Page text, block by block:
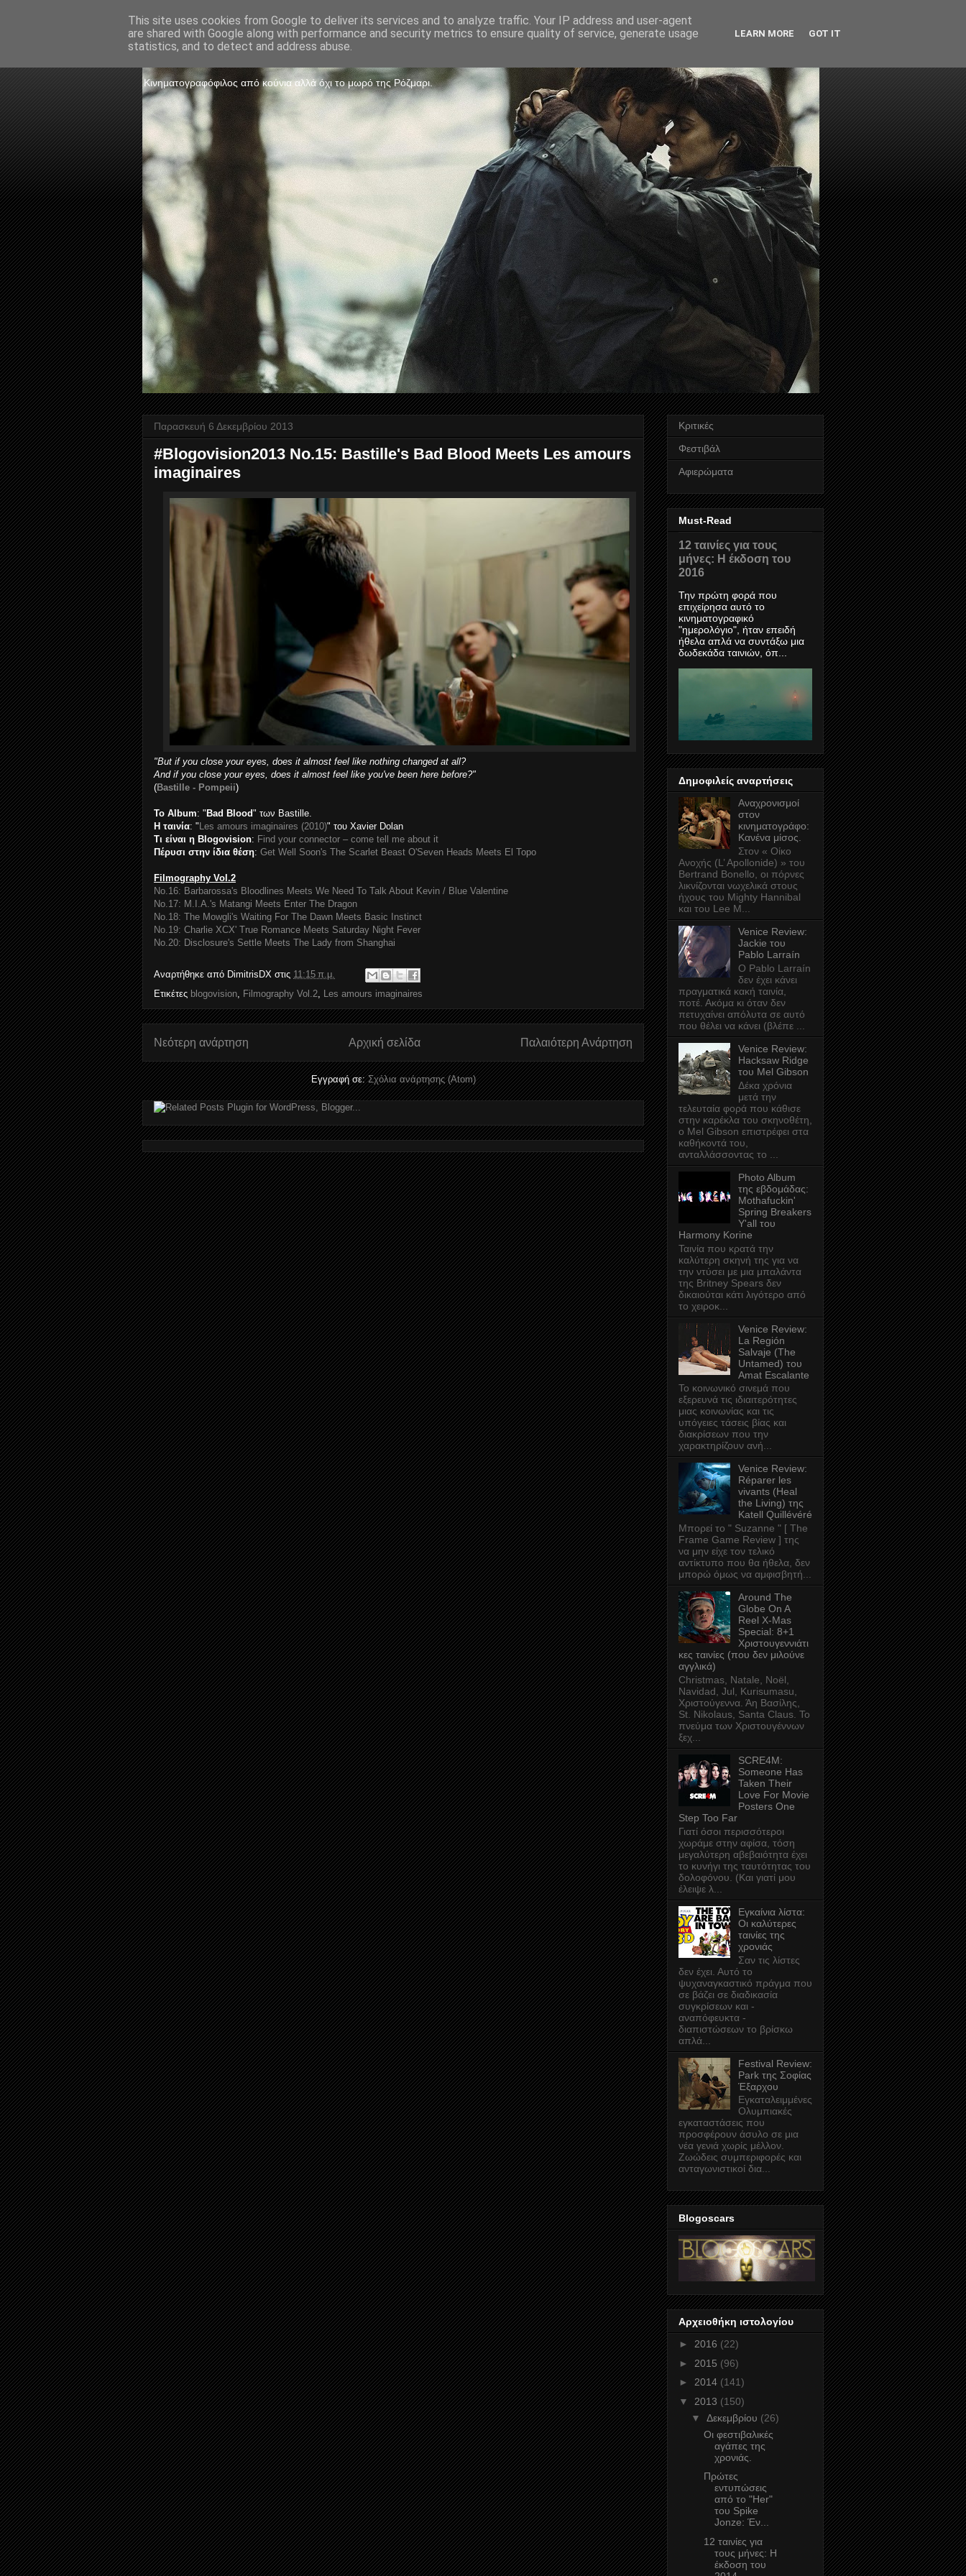
The Frame Game
Κινηματογραφόφιλος από κούνια αλλά όχι το μωρό της Ρόζμαρι.
Παρασκευή 6 Δεκεμβρίου 2013
#Blogovision2013 No.15: Bastille's Bad Blood Meets Les amours
imaginaires
"But if you close your eyes, does it almost feel like nothing changed at all?
And if you close your eyes, does it almost feel like you've been here before?"
(Bastille - Pompeii)
To Album: " Bad Blood" των Bastille.
Η ταινία: " Les amours imaginaires (2010)" του Xavier Dolan
Τι είναι η Blogovision: Find your connector – come tell me about it
Πέρυσι στην ίδια θέση: Get Well Soon's The Scarlet Beast O'Seven Heads Meets El Topo
Filmography Vol.2
No.16: Barbarossa's Bloodlines Meets We Need To Talk About Kevin / Blue Valentine
No.17: M.I.A.'s Matangi Meets Enter The Dragon
No.18: The Mowgli's Waiting For The Dawn Meets Basic Instinct
No.19: Charlie XCX' True Romance Meets Saturday Night Fever
No.20: Disclosure's Settle Meets The Lady from Shanghai
Αναρτήθηκε από DimitrisDX στις 11:15 π.μ.
Ετικέτες blogovision, Filmography Vol.2, Les amours imaginaires
Νεότερη ανάρτηση Παλαιότερη Ανάρτηση
Αρχική σελίδα
Εγγραφή σε:Σχόλια ανάρτησης (Atom)
Κριτικές
Φεστιβάλ
Αφιερώματα
Must-Read
12 ταινίες για τους
μήνες: Η έκδοση του
2016
Την πρώτη φορά που
επιχείρησα αυτό το
κινηματογραφικό
"ημερολόγιο", ήταν επειδή
ήθελα απλά να συντάξω μια
δωδεκάδα ταινιών, όπ...
Δημοφιλείς αναρτήσεις
Αναχρονισμοί
στον
κινηματογράφο:
Κανένα μίσος.
Στον « Οίκο
Ανοχής (L’ Apollonide) » του
Bertrand Bonello, οι πόρνες
λικνίζονται νωχελικά στους
ήχους του Mighty Hannibal
και του Lee M...
Venice Review:
Jackie του
Pablo Larraín
Ο Pablo Larraín
δεν έχει κάνει
πραγματικά κακή ταινία,
ποτέ. Ακόμα κι όταν δεν
πετυχαίνει απόλυτα σε αυτό
που θέλει να κάνει (βλέπε ...
Venice Review:
Hacksaw Ridge
του Mel Gibson
Δέκα χρόνια
μετά την
τελευταία φορά που κάθισε
στην καρέκλα του σκηνοθέτη,
ο Mel Gibson επιστρέφει στα
καθήκοντά του,
ανταλλάσσοντας το ...
Photo Album
της εβδομάδας:
Mothafuckin'
Spring Breakers
Y'all του
Harmony Korine
Ταινία που κρατά την
καλύτερη σκηνή της για να
την ντύσει με μια μπαλάντα
της Britney Spears δεν
δικαιούται κάτι λιγότερο από
το χειροκ...
Venice Review:
La Región
Salvaje (The
Untamed) του
Amat Escalante
Το κοινωνικό σινεμά που
εξερευνά τις ιδιαιτερότητες
μιας κοινωνίας και τις
υπόγειες τάσεις βίας και
διακρίσεων που την
χαρακτηρίζουν ανή...
Venice Review:
Réparer les
vivants (Heal
the Living) της
Katell Quillévéré
Μπορεί το " Suzanne " [ The
Frame Game Review ] της
να μην είχε τον τελικό
αντίκτυπο που θα ήθελα, δεν
μπορώ όμως να αμφισβητή...
Around The
Globe On A
Reel X-Mas
Special: 8+1
Χριστουγεννιάτι
κες ταινίες (που δεν μιλούνε
αγγλικά)
Christmas, Natale, Noël,
Navidad, Jul, Kurisumasu,
Χριστούγεννα. Άη Βασίλης,
St. Nikolaus, Santa Claus. Το
πνεύμα των Χριστουγέννων
ξεχ...
SCRE4M:
Someone Has
Taken Their
Love For Movie
Posters One
Step Too Far
Γιατί όσοι περισσότεροι
χωράμε στην αφίσα, τόση
μεγαλύτερη αβεβαιότητα έχει
το κυνήγι της ταυτότητας του
δολοφόνου. (Και γιατί μου
έλειψε λ...
Εγκαίνια λίστα:
Οι καλύτερες
ταινίες της
χρονιάς
Σαν τις λίστες
δεν έχει. Αυτό το
ψυχαναγκαστικό πράγμα που
σε βάζει σε διαδικασία
συγκρίσεων και -
αναπόφευκτα -
διαπιστώσεων το βρίσκω
απλά...
Festival Review:
Park της Σοφίας
Έξαρχου
Εγκαταλειμμένες
Ολυμπιακές
εγκαταστάσεις που
προσφέρουν άσυλο σε μια
νέα γενιά χωρίς μέλλον.
Ζωώδεις συμπεριφορές και
ανταγωνιστικοί δια...
Blogoscars
Αρχειοθήκη ιστολογίου
► 2016 (22)
► 2015 (96)
► 2014 (141)
▼
2013 (150)
▼
Δεκεμβρίου (26)
Οι φεστιβαλικές
αγάπες της
χρονιάς.
Πρώτες
εντυπώσεις
από το "Her"
του Spike
Jonze: Έν...
12 ταινίες για
τους μήνες: Η
έκδοση του
This site uses cookies from Google to deliver its services and to analyze traffic. Your IP address and user-agent
are shared with Google along with performance and security metrics to ensure quality of service, generate usage
statistics, and to detect and address abuse.
LEARN MORE GOT IT